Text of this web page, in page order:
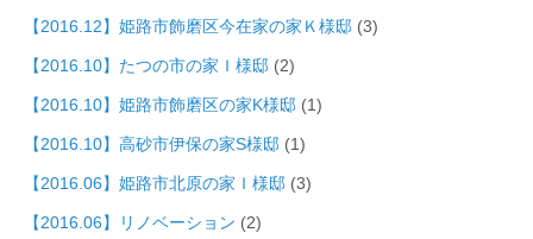
【2016.12】姫路市飾磨区今在家の家Ｋ様邸 (3)
【2016.10】たつの市の家Ｉ様邸 (2)
【2016.10】姫路市飾磨区の家K様邸 (1)
【2016.10】高砂市伊保の家S様邸 (1)
【2016.06】姫路市北原の家Ｉ様邸 (3)
【2016.06】リノベーション (2)